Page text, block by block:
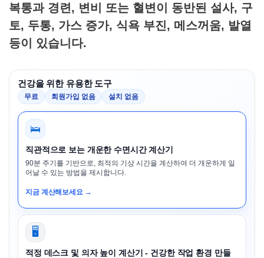
복통과 경련, 변비 또는 혈변이 동반된 설사, 구
토, 두통, 가스 증가, 식욕 부진, 메스꺼움, 발열
등이 있습니다.
건강을 위한 유용한 도구
무료 회원가입 없음 설치 없음
🛌
직관적으로 보는 개운한 수면시간 계산기
90분 주기를 기반으로, 최적의 기상 시간을 계산하여 더 개운하게 일
어날 수 있는 방법을 제시합니다.
지금 계산해보세요 →
🖥️
적정 데스크 및 의자 높이 계산기 - 건강한 작업 환경 만들